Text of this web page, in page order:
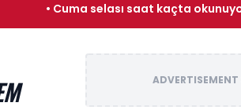
• Cuma selası saat kaçta okunuyor?